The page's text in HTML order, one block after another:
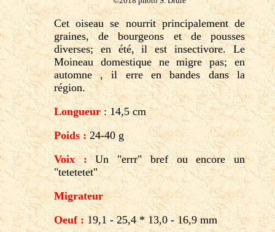
Cet oiseau se nourrit principalement de
graines, de bourgeons et de pousses
diverses; en été, il est insectivore. Le
Moineau domestique ne migre pas; en
automne , il erre en bandes dans la
région.
Longueur: 14,5 cm
Poids :24-40 g
Voix :Un "errr" bref ou encore un
"tetetetet"
Migrateur
Oeuf :19,1 - 25,4 * 13,0 - 16,9 mm